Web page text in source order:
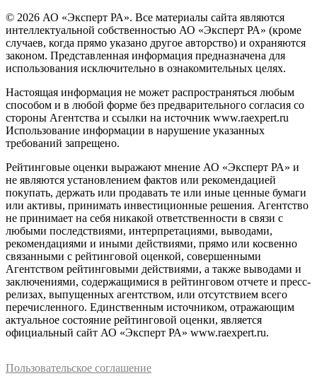
© 2026 АО «Эксперт РА». Все материалы сайта являются
интеллектуальной собственностью АО «Эксперт РА» (кроме
случаев, когда прямо указано другое авторство) и охраняются
законом. Представленная информация предназначена для
использования исключительно в ознакомительных целях.
Настоящая информация не может распространяться любым
способом и в любой форме без предварительного согласия со
стороны Агентства и ссылки на источник www.raexpert.ru
Использование информации в нарушение указанных
требований запрещено.
Рейтинговые оценки выражают мнение АО «Эксперт РА» и
не являются установлением фактов или рекомендацией
покупать, держать или продавать те или иные ценные бумаги
или активы, принимать инвестиционные решения. Агентство
не принимает на себя никакой ответственности в связи с
любыми последствиями, интерпретациями, выводами,
рекомендациями и иными действиями, прямо или косвенно
связанными с рейтинговой оценкой, совершенными
Агентством рейтинговыми действиями, а также выводами и
заключениями, содержащимися в рейтинговом отчете и пресс-
релизах, выпущенных агентством, или отсутствием всего
перечисленного. Единственным источником, отражающим
актуальное состояние рейтинговой оценки, является
официальный сайт АО «Эксперт РА» www.raexpert.ru.
Пользовательское соглашение